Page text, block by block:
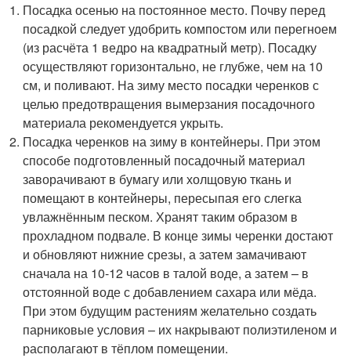
Посадка осенью на постоянное место. Почву перед
посадкой следует удобрить компостом или перегноем
(из расчёта 1 ведро на квадратный метр). Посадку
осуществляют горизонтально, не глубже, чем на 10
см, и поливают. На зиму место посадки черенков с
целью предотвращения вымерзания посадочного
материала рекомендуется укрыть.
Посадка черенков на зиму в контейнеры. При этом
способе подготовленный посадочный материал
заворачивают в бумагу или холщовую ткань и
помещают в контейнеры, пересыпая его слегка
увлажнённым песком. Хранят таким образом в
прохладном подвале. В конце зимы черенки достают
и обновляют нижние срезы, а затем замачивают
сначала на 10-12 часов в талой воде, а затем – в
отстоянной воде с добавлением сахара или мёда.
При этом будущим растениям желательно создать
парниковые условия – их накрывают полиэтиленом и
располагают в тёплом помещении.